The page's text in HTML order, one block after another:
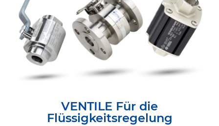
VENTILE Für die
Flüssigkeitsregelung